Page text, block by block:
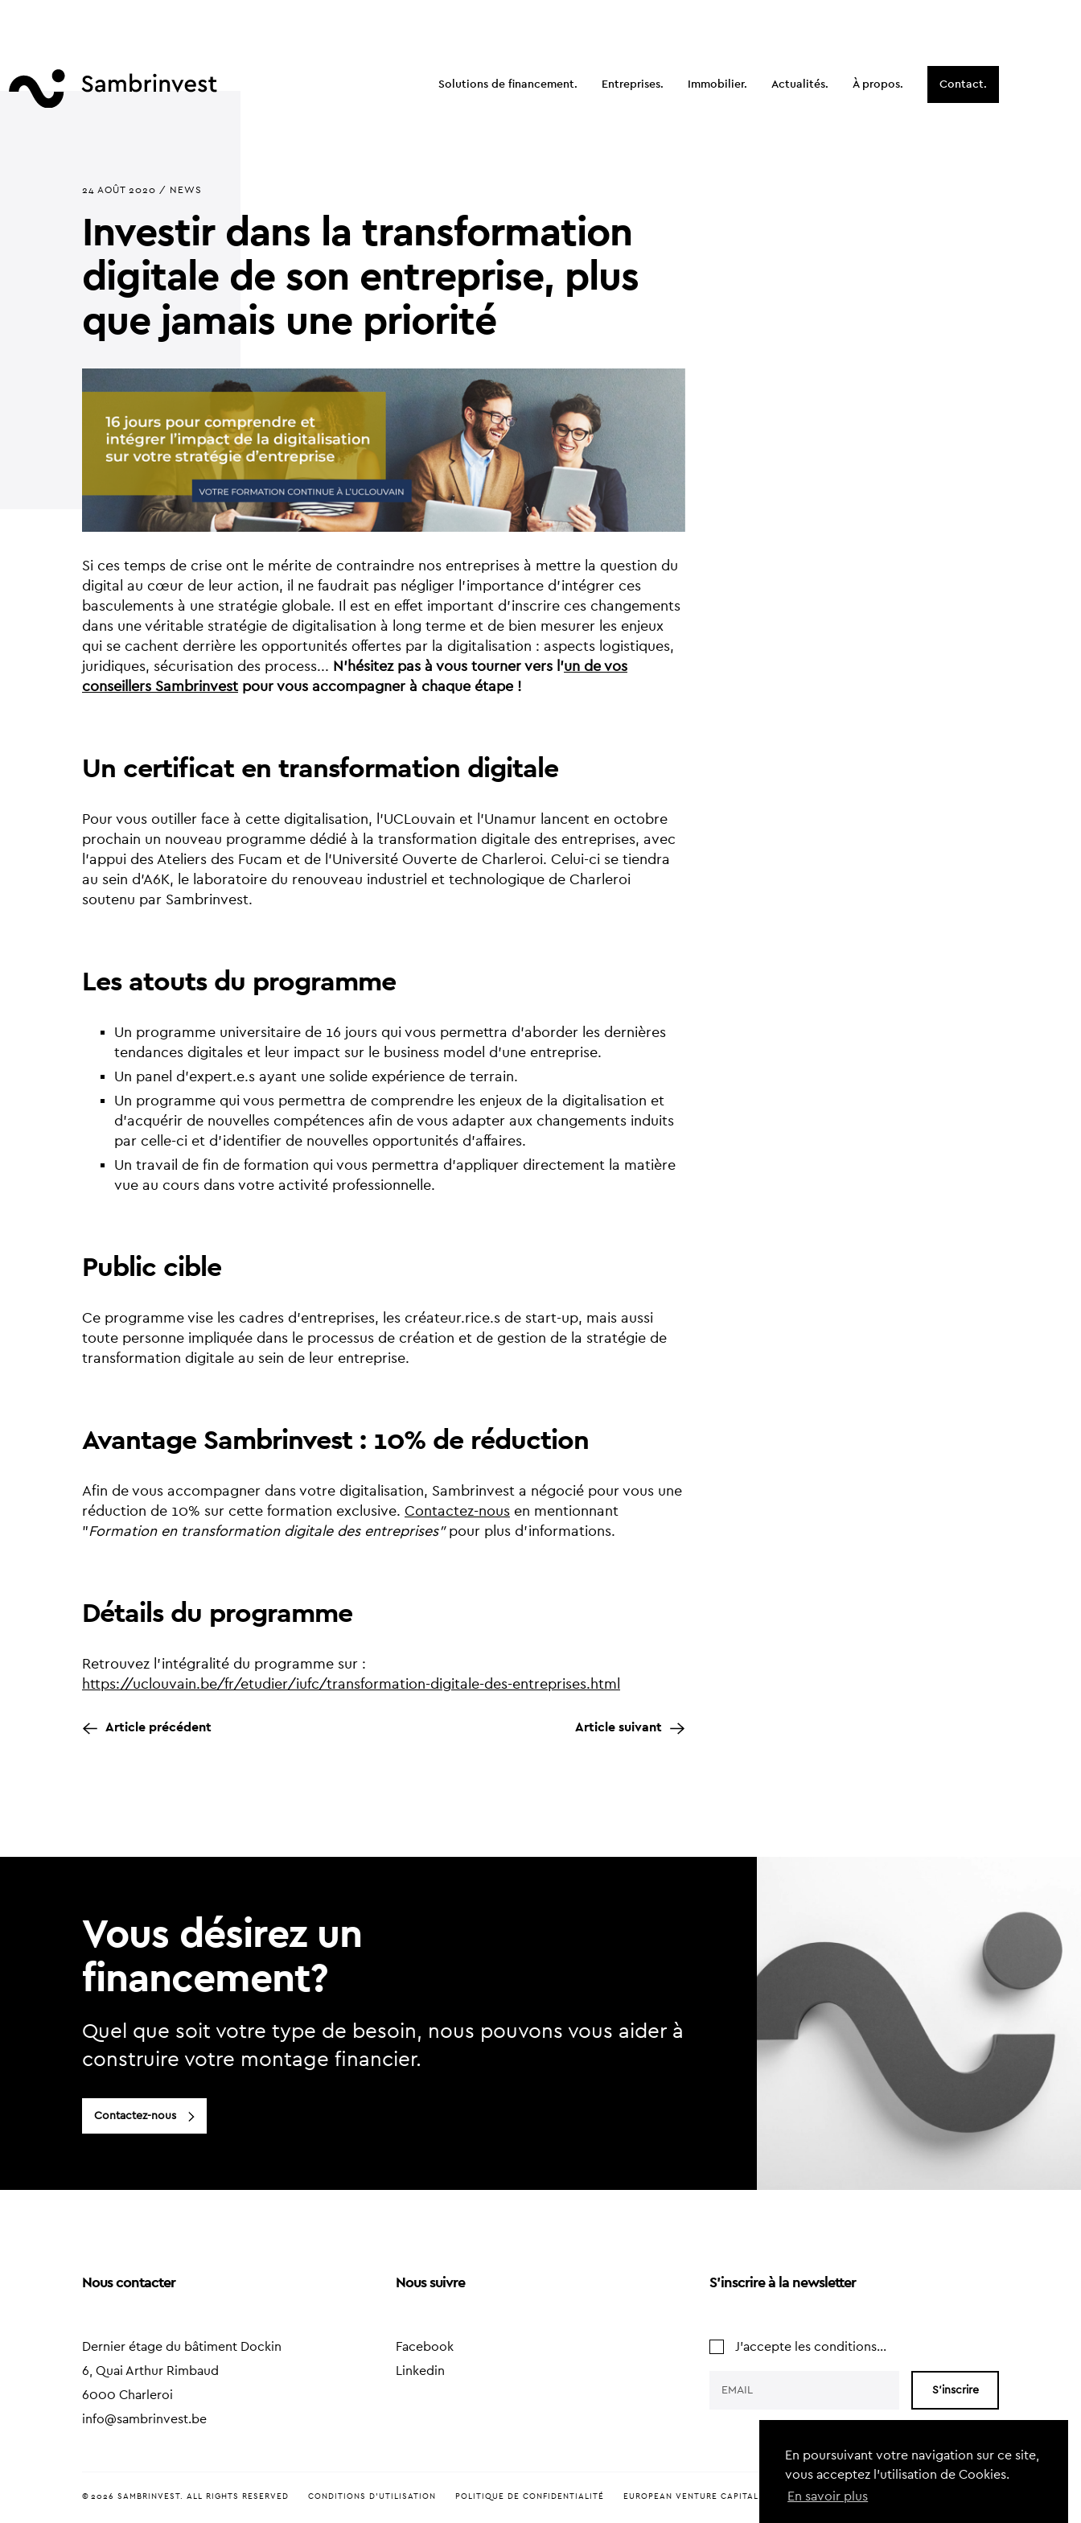
En poursuivant votre navigation sur ce site,
vous acceptez l’utilisation de Cookies.
En savoir plus
Solutions de financement. Entreprises. Immobilier. Actualités. À propos. Contact.
24 AOÛT 2020 / NEWS
Investir dans la transformation
digitale de son entreprise, plus
que jamais une priorité
Si ces temps de crise ont le mérite de contraindre nos entreprises à mettre la question du
digital au cœur de leur action, il ne faudrait pas négliger l’importance d’intégrer ces
basculements à une stratégie globale. Il est en effet important d'inscrire ces changements
dans une véritable stratégie de digitalisation à long terme et de bien mesurer les enjeux
qui se cachent derrière les opportunités offertes par la digitalisation : aspects logistiques,
juridiques, sécurisation des process... N'hésitez pas à vous tourner vers l'un de vos
conseillers Sambrinvest pour vous accompagner à chaque étape !
Un certificat en transformation digitale
Pour vous outiller face à cette digitalisation, l’UCLouvain et l’Unamur lancent en octobre
prochain un nouveau programme dédié à la transformation digitale des entreprises, avec
l’appui des Ateliers des Fucam et de l’Université Ouverte de Charleroi. Celui-ci se tiendra
au sein d'A6K, le laboratoire du renouveau industriel et technologique de Charleroi
soutenu par Sambrinvest.
Les atouts du programme
Un programme universitaire de 16 jours qui vous permettra d’aborder les dernières
tendances digitales et leur impact sur le business model d’une entreprise.
Un panel d’expert.e.s ayant une solide expérience de terrain.
Un programme qui vous permettra de comprendre les enjeux de la digitalisation et
d’acquérir de nouvelles compétences afin de vous adapter aux changements induits
par celle-ci et d’identifier de nouvelles opportunités d’affaires.
Un travail de fin de formation qui vous permettra d’appliquer directement la matière
vue au cours dans votre activité professionnelle.
Public cible
Ce programme vise les cadres d’entreprises, les créateur.rice.s de start-up, mais aussi
toute personne impliquée dans le processus de création et de gestion de la stratégie de
transformation digitale au sein de leur entreprise.
Avantage Sambrinvest : 10% de réduction
Afin de vous accompagner dans votre digitalisation, Sambrinvest a négocié pour vous une
réduction de 10% sur cette formation exclusive. Contactez-nous en mentionnant
"Formation en transformation digitale des entreprises"pour plus d'informations.
Détails du programme
Retrouvez l'intégralité du programme sur :
https://uclouvain.be/fr/etudier/iufc/transformation-digitale-des-entreprises.html
Article précédent Article suivant
Vous désirez un
financement?
Quel que soit votre type de besoin, nous pouvons vous aider à
construire votre montage financier.
Contactez-nous
Nous contacter
Dernier étage du bâtiment Dockin
6, Quai Arthur Rimbaud
6000 Charleroi
info@sambrinvest.be
Nous suivre
Facebook
Linkedin
S'inscrire à la newsletter
J'accepte les conditions...
S'inscrire
© 2026 SAMBRINVEST. ALL RIGHTS RESERVED CONDITIONS D'UTILISATION POLITIQUE DE CONFIDENTIALITÉ EUROPEAN VENTURE CAPITAL FOR CHARLEROI (EVCC)